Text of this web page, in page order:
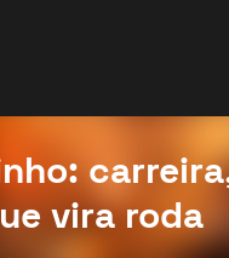
vira roda